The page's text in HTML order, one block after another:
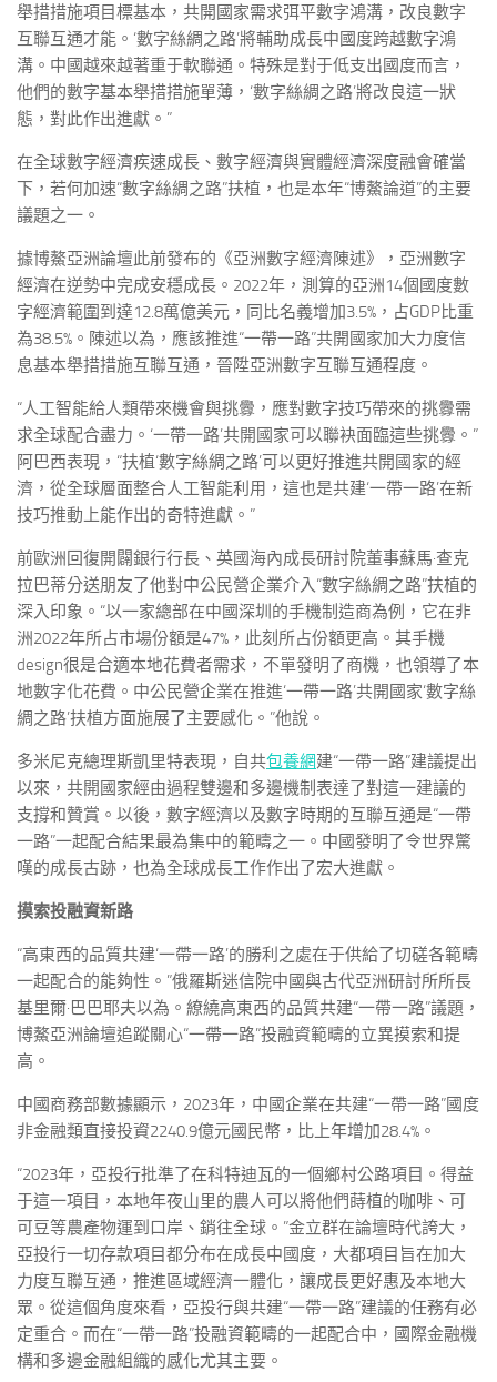
舉措措施項目標基本，共開國家需求弭平數字鴻溝，改良數字
互聯互通才能。‘數字絲綢之路’將輔助成長中國度跨越數字鴻
溝。中國越來越著重于軟聯通。特殊是對于低支出國度而言，
他們的數字基本舉措措施單薄，‘數字絲綢之路’將改良這一狀
態，對此作出進獻。”
在全球數字經濟疾速成長、數字經濟與實體經濟深度融會確當
下，若何加速“數字絲綢之路”扶植，也是本年“博鰲論道”的主要
議題之一。
據博鰲亞洲論壇此前發布的《亞洲數字經濟陳述》，亞洲數字
經濟在逆勢中完成安穩成長。2022年，測算的亞洲14個國度數
字經濟範圍到達12.8萬億美元，同比名義增加3.5%，占GDP比重
為38.5%。陳述以為，應該推進“一帶一路”共開國家加大力度信
息基本舉措措施互聯互通，晉陞亞洲數字互聯互通程度。
“人工智能給人類帶來機會與挑釁，應對數字技巧帶來的挑釁需
求全球配合盡力。‘一帶一路’共開國家可以聯袂面臨這些挑釁。”
阿巴西表現，“扶植‘數字絲綢之路’可以更好推進共開國家的經
濟，從全球層面整合人工智能利用，這也是共建‘一帶一路’在新
技巧推動上能作出的奇特進獻。”
前歐洲回復開闢銀行行長、英國海內成長研討院董事蘇馬·查克
拉巴蒂分送朋友了他對中公民營企業介入“數字絲綢之路”扶植的
深入印象。“以一家總部在中國深圳的手機制造商為例，它在非
洲2022年所占市場份額是47%，此刻所占份額更高。其手機
design很是合適本地花費者需求，不單發明了商機，也領導了本
地數字化花費。中公民營企業在推進‘一帶一路’共開國家‘數字絲
綢之路’扶植方面施展了主要感化。”他說。
多米尼克總理斯凱里特表現，自共包養網建“一帶一路”建議提出
以來，共開國家經由過程雙邊和多邊機制表達了對這一建議的
支撐和贊賞。以後，數字經濟以及數字時期的互聯互通是“一帶
一路”一起配合結果最為集中的範疇之一。中國發明了令世界驚
嘆的成長古跡，也為全球成長工作作出了宏大進獻。
摸索投融資新路
“高東西的品質共建‘一帶一路’的勝利之處在于供給了切磋各範疇
一起配合的能夠性。”俄羅斯迷信院中國與古代亞洲研討所所長
基里爾·巴巴耶夫以為。繚繞高東西的品質共建“一帶一路”議題，
博鰲亞洲論壇追蹤關心“一帶一路”投融資範疇的立異摸索和提
高。
中國商務部數據顯示，2023年，中國企業在共建“一帶一路”國度
非金融類直接投資2240.9億元國民幣，比上年增加28.4%。
“2023年，亞投行批準了在科特迪瓦的一個鄉村公路項目。得益
于這一項目，本地年夜山里的農人可以將他們蒔植的咖啡、可
可豆等農產物運到口岸、銷往全球。”金立群在論壇時代誇大，
亞投行一切存款項目都分布在成長中國度，大都項目旨在加大
力度互聯互通，推進區域經濟一體化，讓成長更好惠及本地大
眾。從這個角度來看，亞投行與共建“一帶一路”建議的任務有必
定重合。而在“一帶一路”投融資範疇的一起配合中，國際金融機
構和多邊金融組織的感化尤其主要。